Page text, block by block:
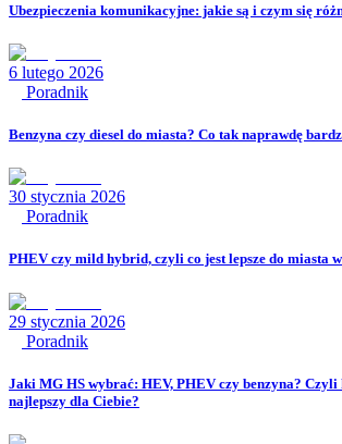
Ubezpieczenia komunikacyjne: jakie są i czym się
6 lutego 2026
Poradnik
Benzyna czy diesel do miasta? Co tak naprawdę
30 stycznia 2026
Poradnik
PHEV czy mild hybrid, czyli co jest lepsze do miasta
29 stycznia 2026
Poradnik
Jaki MG HS wybrać: HEV, PHEV czy benzyna?
najlepszy dla Ciebie?